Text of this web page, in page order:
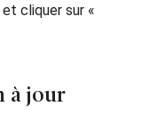
cliquer sur «
à jour